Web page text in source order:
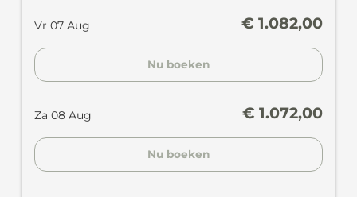
Vr 07 Aug € 1.082,00
Nu boeken
Za 08 Aug € 1.072,00
Nu boeken